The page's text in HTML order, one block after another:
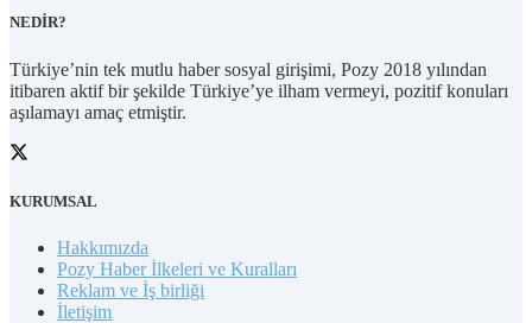
NEDİR?
Türkiye’nin tek mutlu haber sosyal girişimi, Pozy 2018 yılından
itibaren aktif bir şekilde Türkiye’ye ilham vermeyi, pozitif konuları
aşılamayı amaç etmiştir.
KURUMSAL
Hakkımızda
Pozy Haber İlkeleri ve Kuralları
Reklam ve İş birliği
İletişim